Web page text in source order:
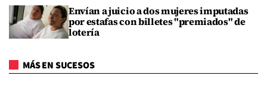
Envían a juicio a dos mujeres imputadas
por estafas con billetes "premiados" de
lotería
MÁS EN SUCESOS